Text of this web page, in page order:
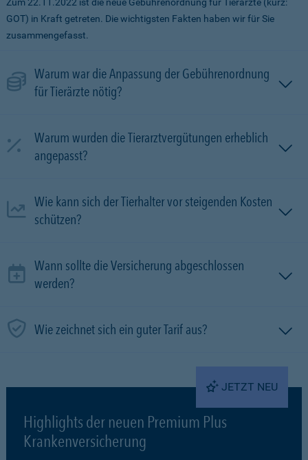
GOT) in Kraft getreten. Die wichtigsten Fakten haben wir für Sie
zusammengefasst.
Warum war die Anpassung der Gebührenordnung
für Tierärzte nötig?
Warum wurden die Tierarztvergütungen erheblich
angepasst?
Wie kann sich der Tierhalter vor steigenden Kosten
schützen?
Wann sollte die Versicherung abgeschlossen
werden?
Wie zeichnet sich ein guter Tarif aus?
JETZT NEU
Highlights der neuen Premium Plus
Krankenversicherung